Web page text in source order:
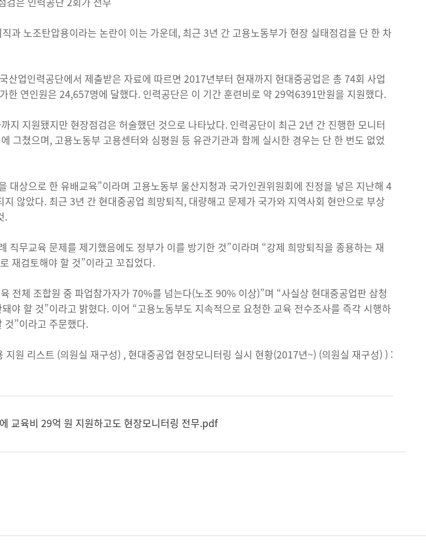
과 노조탄압용이라는 논란이 이는 가운데, 최근 3년 간 고용노동부가 현장 실태점검을 단 한 차
산업인력공단에서 제출받은 자료에 따르면 2017년부터 현재까지 현대중공업은 총 74회 사업
한 연인원은 24,657명에 달했다. 인력공단은 이 기간 훈련비로 약 29억6391만원을 지원했다.
지 지원됐지만 현장점검은 허술했던 것으로 나타났다. 인력공단이 최근 2년 간 진행한 모니터
그쳤으며, 고용노동부 고용센터와 심평원 등 유관기관과 함께 실시한 경우는 단 한 번도 없었
대상으로 한 유배교육”이라며 고용노동부 울산지청과 국가인권위원회에 진정을 넣은 지난해 4
않았다. 최근 3년 간 현대중공업 희망퇴직, 대량해고 문제가 국가와 지역사회 현안으로 부상
.
직무교육 문제를 제기했음에도 정부가 이를 방기한 것”이라며 “강제 희망퇴직을 종용하는 재
재검토해야 할 것”이라고 꼬집었다.
전체 조합원 중 파업참가자가 70%를 넘는다(노조 90% 이상)”며 “사실상 현대중공업판 삼청
야 할 것”이라고 밝혔다. 이어 “고용노동부도 지속적으로 요청한 교육 전수조사를 즉각 시행하
것”이라고 주문했다.
원 리스트 (의원실 재구성) , 현대중공업 현장모니터링 실시 현황(2017년~) (의원실 재구성) ) :
교육비 29억 원 지원하고도 현장모니터링 전무.pdf